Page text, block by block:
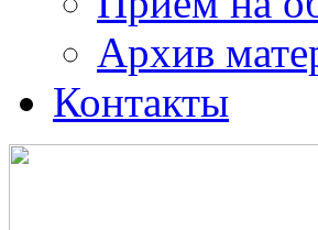
Архив
Контакты